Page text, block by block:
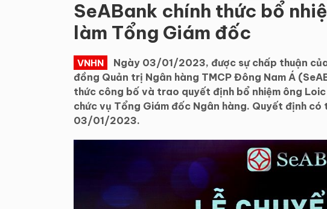
SeABank chính thức bổ
làm Tổng Giám đốc
VNHN
Ngày 03/01/2023, được sự chấp thuận
đồng Quản trị Ngân hàng TMCP Đông Nam Á
thức công bố và trao quyết định bổ nhiệm ông
chức vụ Tổng Giám đốc Ngân hàng. Quyết định
03/01/2023.